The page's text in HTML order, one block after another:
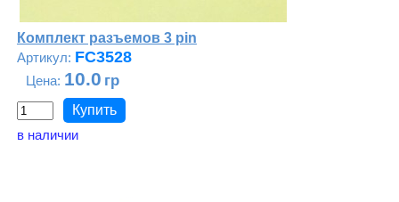
Комплект разъемов 3 pin
FC3528
10.0
в наличии